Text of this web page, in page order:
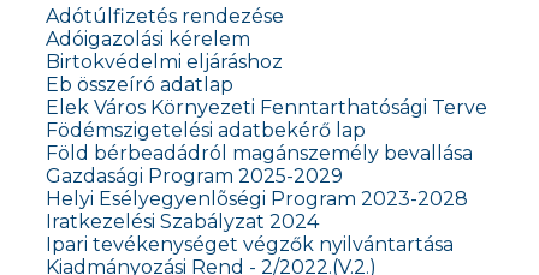
Adótúlfizetés rendezése
Adóigazolási kérelem
Birtokvédelmi eljáráshoz
Eb összeíró adatlap
Elek Város Környezeti Fenntarthatósági Terve
Födémszigetelési adatbekérő lap
Föld bérbeadádról magánszemély bevallása
Gazdasági Program 2025-2029
Helyi Esélyegyenlõségi Program 2023-2028
Iratkezelési Szabályzat 2024
Ipari tevékenységet végzők nyilvántartása
Kiadmányozási Rend - 2/2022.(V.2.)